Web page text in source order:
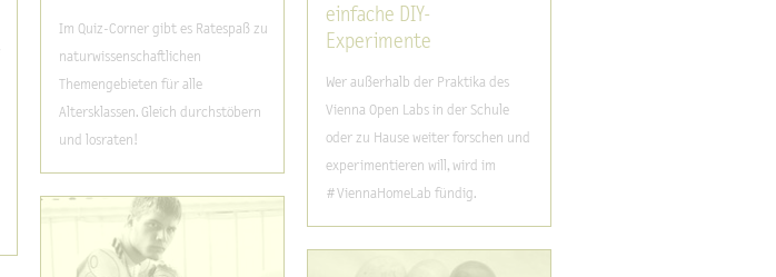
Im Quiz-Corner gibt es Ratespaß zu
naturwissenschaftlichen
Themengebieten für alle
Altersklassen. Gleich durchstöbern
und losraten!
einfache DIY-
Experimente
Wer außerhalb der Praktika des
Vienna Open Labs in der Schule
oder zu Hause weiter forschen und
experimentieren will, wird im
#ViennaHomeLab fündig.